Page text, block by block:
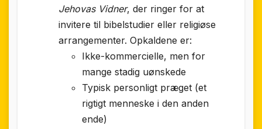
Jehovas Vidner, der ringer for at
invitere til bibelstudier eller religiøse
arrangementer. Opkaldene er:
Ikke-kommercielle, men for
mange stadig uønskede
Typisk personligt præget (et
rigtigt menneske i den anden
ende)